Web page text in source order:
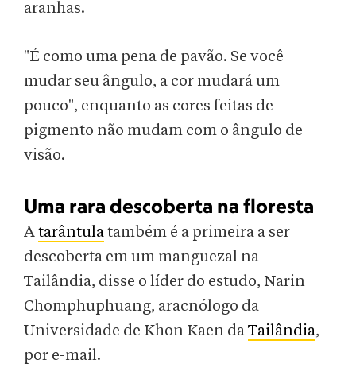
aranhas.
"É como uma pena de pavão. Se você
mudar seu ângulo, a cor mudará um
pouco", enquanto as cores feitas de
pigmento não mudam com o ângulo de
visão.
Uma rara descoberta na floresta
Atarântulatambém é a primeira a ser
descoberta em um manguezal na
Tailândia, disse o líder do estudo, Narin
Chomphuphuang, aracnólogo da
Universidade de Khon Kaen daTailândia,
por e-mail.